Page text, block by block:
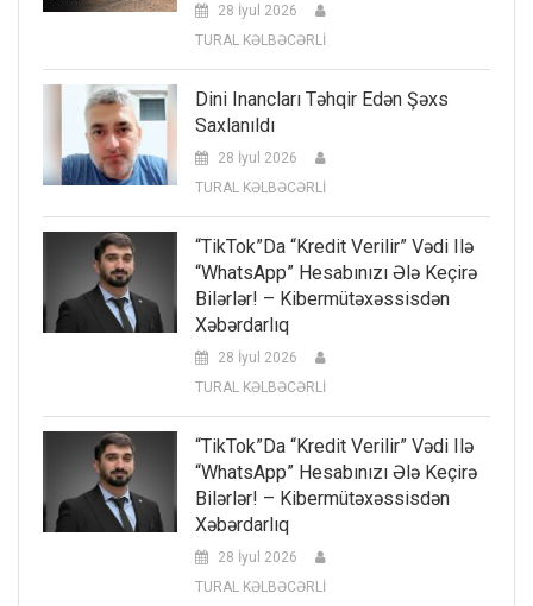
28 İyul 2026
TURAL KƏLBƏCƏRLİ
Dini Inancları Təhqir Edən Şəxs
Saxlanıldı
28 İyul 2026
TURAL KƏLBƏCƏRLİ
“TikTok”da “kredit Verilir” Vədi Ilə
“WhatsApp” Hesabınızı Ələ Keçirə
Bilərlər! – Kibermütəxəssisdən
Xəbərdarlıq
28 İyul 2026
TURAL KƏLBƏCƏRLİ
“TikTok”da “kredit Verilir” Vədi Ilə
“WhatsApp” Hesabınızı Ələ Keçirə
Bilərlər! – Kibermütəxəssisdən
Xəbərdarlıq
28 İyul 2026
TURAL KƏLBƏCƏRLİ